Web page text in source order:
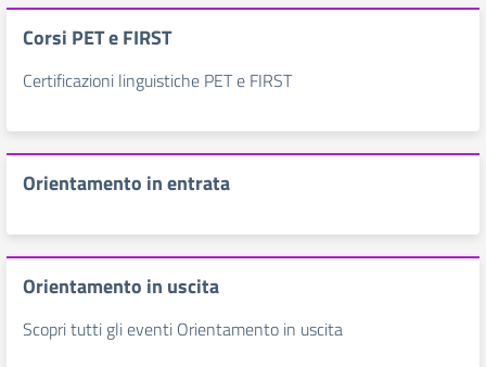
Corsi PET e FIRST
Certificazioni linguistiche PET e FIRST
Orientamento in entrata
Orientamento in uscita
Scopri tutti gli eventi Orientamento in uscita